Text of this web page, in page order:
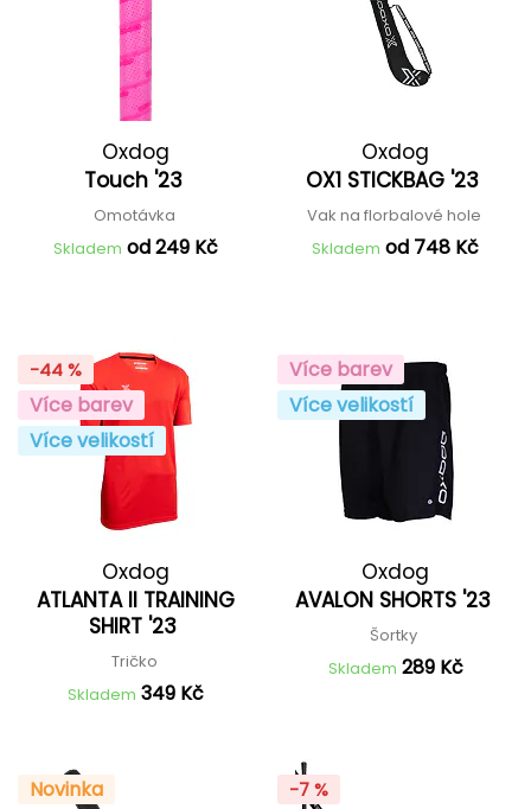
Oxdog
Touch '23
Omotávka
Skladem od 249 Kč
Oxdog
OX1 STICKBAG '23
Vak na florbalové hole
Skladem od 748 Kč
-44 %
Více barev
Více velikostí
Oxdog
ATLANTA II TRAINING
SHIRT '23
Tričko
Skladem 349 Kč
Více barev
Více velikostí
Oxdog
AVALON SHORTS '23
Šortky
Skladem 289 Kč
Novinka
-7 %